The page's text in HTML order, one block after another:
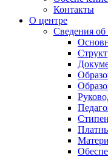
Контакты
О центре
Сведения об